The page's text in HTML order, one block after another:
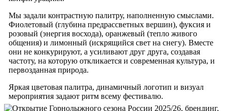
Мы задали контрастную палитру, наполненную смыслами.
Фиолетовый (глубина предрассветных вершин), фуксия и
розовый (энергия восхода), оранжевый (тепло живого
общения) и лимонный (искрящийся свет на снегу). Вместе
они не конкурируют, а усиливают друг друга, создавая
частоту, на которую откликается и современная культура, и
первозданная природа.
Яркая цветовая палитра, динамичный логотип и визуал
мероприятия задают ритм всему фестивалю.